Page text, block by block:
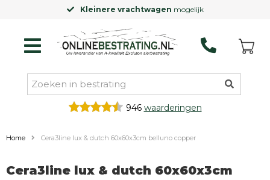
Kleinere vrachtwagen mogelijk
946 waarderingen
Home Cera3line lux & dutch 60x60x3cm belluno copper
Cera3line lux & dutch 60x60x3cm